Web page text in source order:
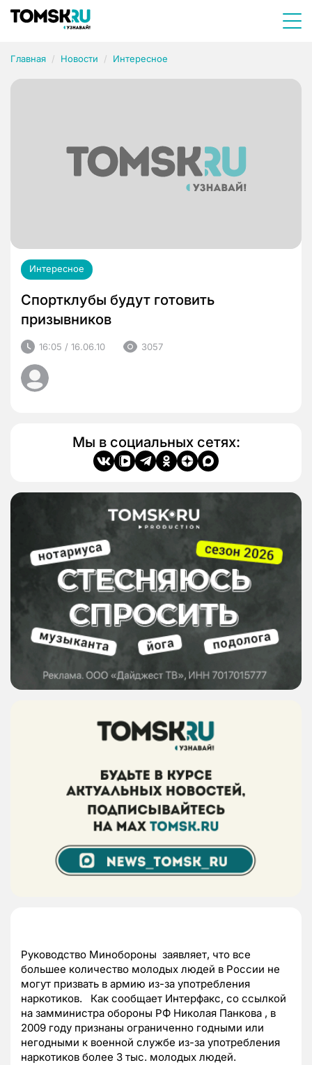
Главная Новости Интересное
Интересное
Спортклубы будут готовить
призывников
16:05 / 16.06.10 3057
Мы в социальных сетях:
Руководство Минобороны заявляет, что все
большее количество молодых людей в России не
могут призвать в армию из-за употребления
наркотиков. Как сообщает Интерфакс, со ссылкой
на замминистра обороны РФ Николая Панкова , в
2009 году признаны ограниченно годными или
негодными к военной службе из-за употребления
наркотиков более 3 тыс. молодых людей.